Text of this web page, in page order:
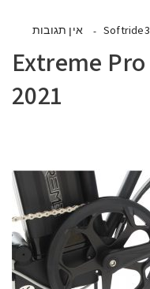
Softride3 אין תגובות
אופניים חשמליים Extreme Pro
2021